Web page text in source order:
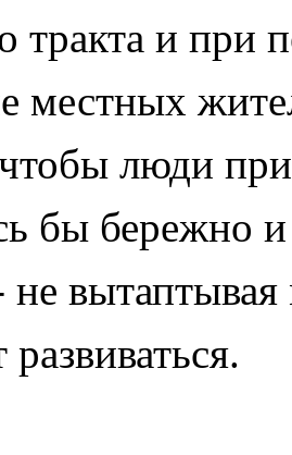
тракта и при
местных
люди
бы бережно